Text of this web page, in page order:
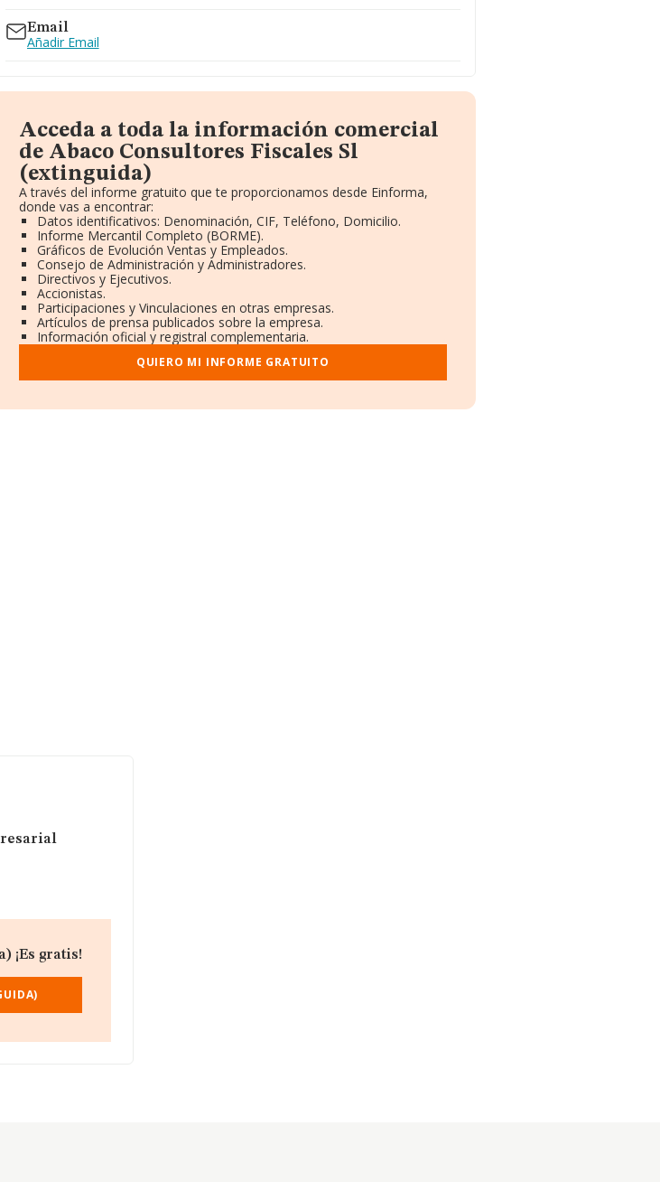
Email
Añadir Email
Acceda a toda la información comercial
de Abaco Consultores Fiscales Sl
(extinguida)
A través del informe gratuito que te proporcionamos desde Einforma,
donde vas a encontrar:
Datos identificativos: Denominación, CIF, Teléfono, Domicilio.
Informe Mercantil Completo (BORME).
Gráficos de Evolución Ventas y Empleados.
Consejo de Administración y Administradores.
Directivos y Ejecutivos.
Accionistas.
Participaciones y Vinculaciones en otras empresas.
Artículos de prensa publicados sobre la empresa.
Información oficial y registral complementaria.
QUIERO MI INFORME GRATUITO
¡Es gratis!